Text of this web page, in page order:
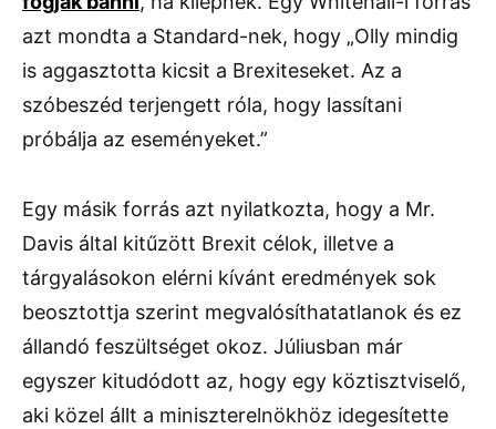
azt mondta a Standard-nek, hogy „Olly mindig
is aggasztotta kicsit a Brexiteseket. Az a
szóbeszéd terjengett róla, hogy lassítani
próbálja az eseményeket.”
Egy másik forrás azt nyilatkozta, hogy a Mr.
Davis által kitűzött Brexit célok, illetve a
tárgyalásokon elérni kívánt eredmények sok
beosztottja szerint megvalósíthatatlanok és ez
állandó feszültséget okoz. Júliusban már
egyszer kitudódott az, hogy egy köztisztviselő,
aki közel állt a miniszterelnökhöz idegesítette